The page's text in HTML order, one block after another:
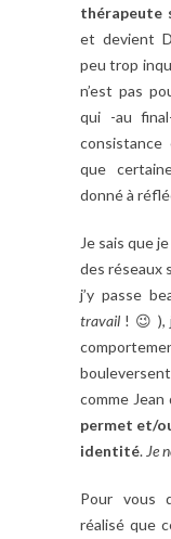
thérapeute
et devient
peu trop
n’est pas
qui -au
que
donné à
Je sais que
des réseaux
j’y passe
travail ! 😉 ),
comme Jean
permet et/
identité. Je
Pour vous
réalisé que